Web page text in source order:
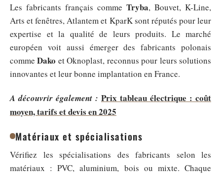
Les fabricants français comme Tryba, Bouvet, K-Line,
Arts et fenêtres, Atlantem et KparK sont réputés pour leur
expertise et la qualité de leurs produits. Le marché
européen voit aussi émerger des fabricants polonais
commeDako et Oknoplast, reconnus pour leurs solutions
innovantes et leur bonne implantation en France.
A découvrir également : Prix tableau électrique : coût
moyen, tarifs et devis en 2025
Matériaux et spécialisations
Vérifiez les spécialisations des fabricants selon les
matériaux : PVC, aluminium, bois ou mixte. Chaque